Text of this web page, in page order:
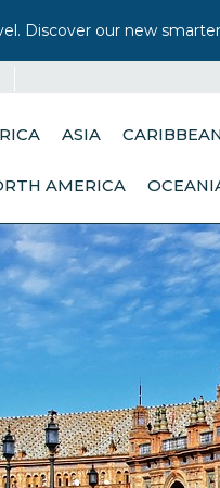
Discover our new
ASIA
AMERICA